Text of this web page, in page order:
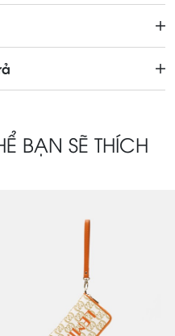
BẠN SẼ THÍCH